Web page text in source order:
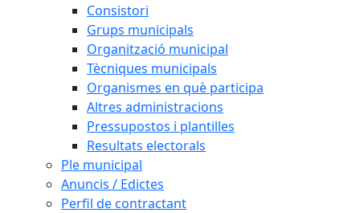
Consistori
Grups municipals
Organització municipal
Tècniques municipals
Organismes en què participa
Altres administracions
Pressupostos i plantilles
Resultats electorals
Ple municipal
Anuncis / Edictes
Perfil de contractant